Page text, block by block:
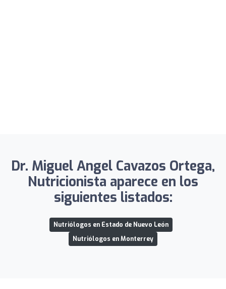
Dr. Miguel Angel Cavazos Ortega,
Nutricionista aparece en los
siguientes listados:
Nutriólogos en Estado de Nuevo León
Nutriólogos en Monterrey